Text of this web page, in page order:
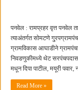
पनवेल : रामप्रहर वृत्त पनवेल
त्याअंतर्गत सोमटणे
ग्रामविकास आघाडीने
निवडणुकीमध्ये थेट
मधून दिपा पाटील, मयूरी
Read More »